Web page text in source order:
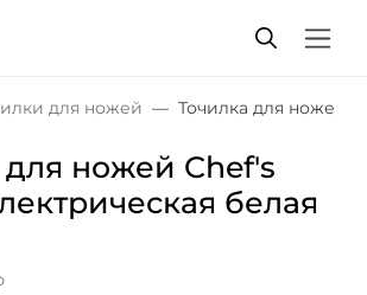
для ножей Точилка для ножей
для ножей Chef's
белая